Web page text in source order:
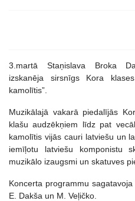
3.martā Staņislava Broka
izskanēja sirsnīgs Kora
kamolītis”.
Muzikālajā vakarā piedalījās
klašu audzēkņiem līdz pat
kamolītis vijās cauri latviešu un
iemīļotu latviešu komponistu
muzikālo izaugsmi un skatuves
Koncerta programmu
E. Dakša un M. Veļičko.